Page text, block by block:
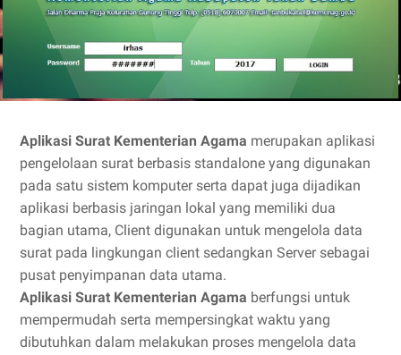
Aplikasi Surat Kementerian Agama merupakan aplikasi
pengelolaan surat berbasis standalone yang digunakan
pada satu sistem komputer serta dapat juga dijadikan
aplikasi berbasis jaringan lokal yang memiliki dua
bagian utama, Client digunakan untuk mengelola data
surat pada lingkungan client sedangkan Server sebagai
pusat penyimpanan data utama.
Aplikasi Surat Kementerian Agama berfungsi untuk
mempermudah serta mempersingkat waktu yang
dibutuhkan dalam melakukan proses mengelola data